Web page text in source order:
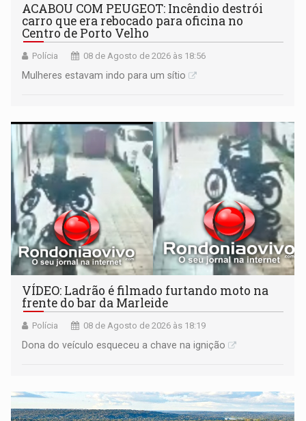
ACABOU COM PEUGEOT: Incêndio destrói
carro que era rebocado para oficina no
Centro de Porto Velho
Polícia 08 de Agosto de 2026 às 18:56
Mulheres estavam indo para um sítio
VÍDEO: Ladrão é filmado furtando moto na
frente do bar da Marleide
Polícia 08 de Agosto de 2026 às 18:19
Dona do veículo esqueceu a chave na ignição